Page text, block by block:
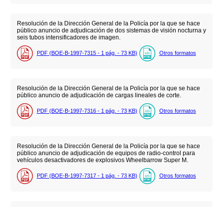
Resolución de la Dirección General de la Policía por la que se hace
público anuncio de adjudicación de dos sistemas de visión nocturna y
seis tubos intensificadores de imagen.
PDF (BOE-B-1997-7315 - 1 pág. - 73 KB) Otros formatos
Resolución de la Dirección General de la Policía por la que se hace
público anuncio de adjudicación de cargas lineales de corte.
PDF (BOE-B-1997-7316 - 1 pág. - 73 KB) Otros formatos
Resolución de la Dirección General de la Policía por la que se hace
público anuncio de adjudicación de equipos de radio-control para
vehículos desactivadores de explosivos Wheelbarrow Super M.
PDF (BOE-B-1997-7317 - 1 pág. - 73 KB) Otros formatos